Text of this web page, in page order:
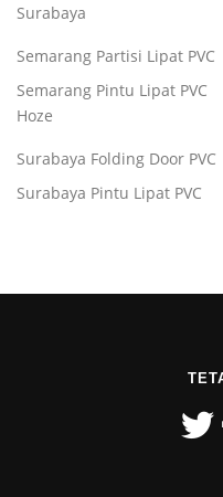
Surabaya
Semarang Partisi Lipat PVC
Semarang Pintu Lipat PVC
Hoze
Surabaya Folding Door PVC
Surabaya Pintu Lipat PVC